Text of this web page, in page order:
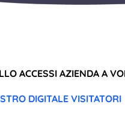
ACCESSI AZIENDA A
DIGITALE VISITATORI